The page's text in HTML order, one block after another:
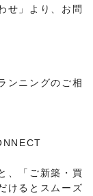
せ」より、お問
ンニングのご相
、「ご新築・買
けるとスムーズ